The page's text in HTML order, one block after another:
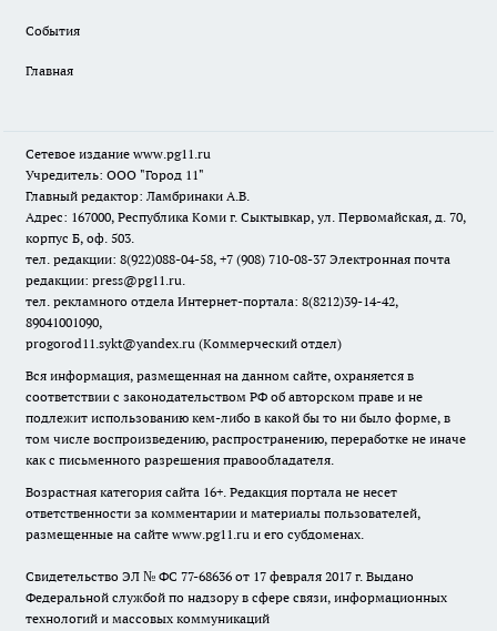
События
Главная
Сетевое издание www.pg11.ru
Учредитель: ООО "Город 11"
Главный редактор: Ламбринаки А.В.
Адрес: 167000, Республика Коми г. Сыктывкар, ул. Первомайская, д. 70,
корпус Б, оф. 503.
тел. редакции: 8(922)088-04-58, +7 (908) 710-08-37 Электронная почта
редакции: press@pg11.ru.
тел. рекламного отдела Интернет-портала: 8(8212)39-14-42,
89041001090,
progorod11.sykt@yandex.ru (Коммерческий отдел)
Вся информация, размещенная на данном сайте, охраняется в
соответствии с законодательством РФ об авторском праве и не
подлежит использованию кем-либо в какой бы то ни было форме, в
том числе воспроизведению, распространению, переработке не иначе
как с письменного разрешения правообладателя.
Возрастная категория сайта 16+. Редакция портала не несет
ответственности за комментарии и материалы пользователей,
размещенные на сайте www.pg11.ru и его субдоменах.
Свидетельство ЭЛ № ФС 77-68636 от 17 февраля 2017 г. Выдано
Федеральной службой по надзору в сфере связи, информационных
технологий и массовых коммуникаций